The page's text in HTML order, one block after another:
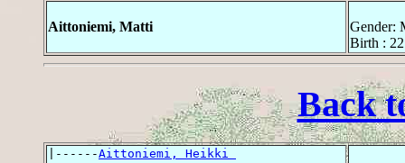
Aittoniemi, Matti
Gender:
Birth :
Back
|------Aittoniemi, Heikki